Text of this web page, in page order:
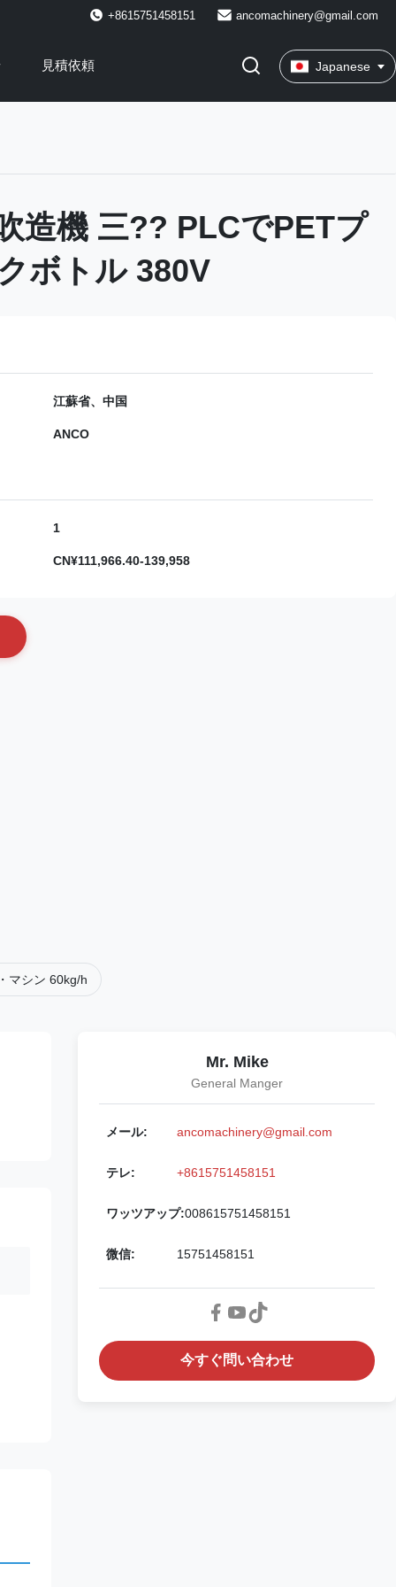
+8615751458151 ancomachinery@gmail.com
見積依頼 Japanese
造機 三?? PLCでPETプ
ボトル 380V
江蘇省、中国
ANCO
1
CN¥111,966.40-139,958
マシン 60kg/h
Mr. Mike
General Manger
メール: ancomachinery@gmail.com
テレ: +8615751458151
ワッツアップ:008615751458151
微信: 15751458151
今すぐ問い合わせ